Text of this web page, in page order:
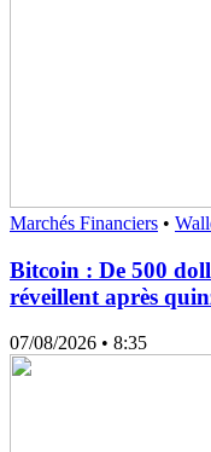
Marchés Financiers •
Bitcoin : De 500
réveillent après
07/08/2026 • 8:35